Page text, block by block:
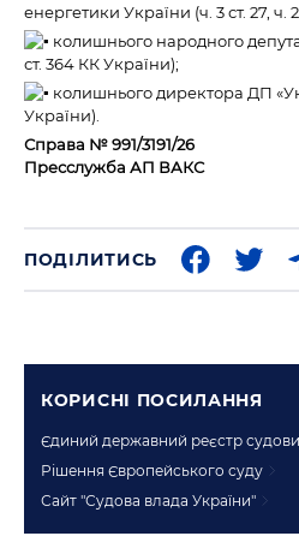
енергетики України (ч. 3 ст. 27, ч.
колишнього народного
ст. 364 КК України);
колишнього директора ДП
України).
Справа № 991/3191/26
Пресслужба АП ВАКС
ПОДІЛИТИСЬ
КОРИСНI ПОСИЛАННЯ
Єдиний державний реєстр
Рішення Європейського суду
Сайт "Судова влада України"